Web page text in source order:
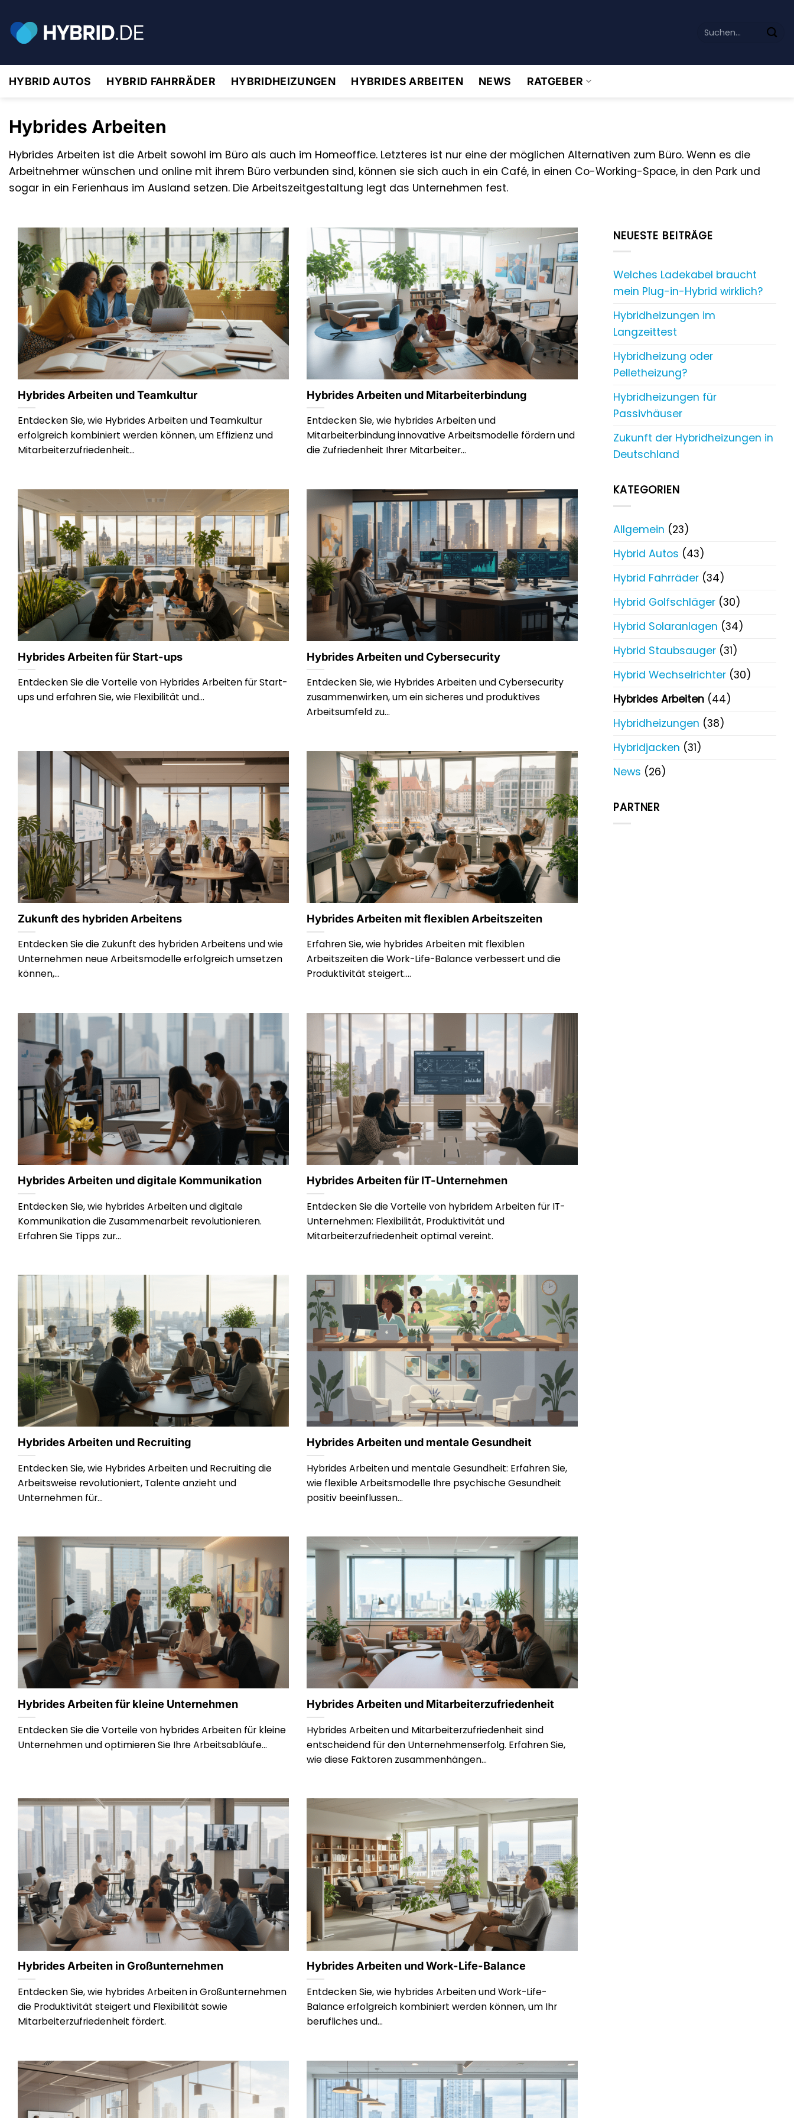
Inhalt
springen
HYBRID AUTOS HYBRID FAHRRÄDER HYBRIDHEIZUNGEN HYBRIDES ARBEITEN NEWS RATGEBER
Hybrides Arbeiten
Hybrides Arbeiten ist die Arbeit sowohl im Büro als auch im Homeoffice. Letzteres ist nur eine der möglichen Alternativen zum Büro. Wenn es die
Arbeitnehmer wünschen und online mit ihrem Büro verbunden sind, können sie sich auch in ein Café, in einen Co-Working-Space, in den Park und
sogar in ein Ferienhaus im Ausland setzen. Die Arbeitszeitgestaltung legt das Unternehmen fest.
Hybrides Arbeiten und Teamkultur
Entdecken Sie, wie Hybrides Arbeiten und Teamkultur
erfolgreich kombiniert werden können, um Effizienz und
Mitarbeiterzufriedenheit...
Hybrides Arbeiten und Mitarbeiterbindung
Entdecken Sie, wie hybrides Arbeiten und
Mitarbeiterbindung innovative Arbeitsmodelle fördern und
die Zufriedenheit Ihrer Mitarbeiter...
Hybrides Arbeiten für Start-ups
Entdecken Sie die Vorteile von Hybrides Arbeiten für Start-
ups und erfahren Sie, wie Flexibilität und...
Hybrides Arbeiten und Cybersecurity
Entdecken Sie, wie Hybrides Arbeiten und Cybersecurity
zusammenwirken, um ein sicheres und produktives
Arbeitsumfeld zu...
Zukunft des hybriden Arbeitens
Entdecken Sie die Zukunft des hybriden Arbeitens und wie
Unternehmen neue Arbeitsmodelle erfolgreich umsetzen
können,...
Hybrides Arbeiten mit flexiblen Arbeitszeiten
Erfahren Sie, wie hybrides Arbeiten mit flexiblen
Arbeitszeiten die Work-Life-Balance verbessert und die
Produktivität steigert....
Hybrides Arbeiten und digitale Kommunikation
Entdecken Sie, wie hybrides Arbeiten und digitale
Kommunikation die Zusammenarbeit revolutionieren.
Erfahren Sie Tipps zur...
Hybrides Arbeiten für IT-Unternehmen
Entdecken Sie die Vorteile von hybridem Arbeiten für IT-
Unternehmen: Flexibilität, Produktivität und
Mitarbeiterzufriedenheit optimal vereint.
Hybrides Arbeiten und Recruiting
Entdecken Sie, wie Hybrides Arbeiten und Recruiting die
Arbeitsweise revolutioniert, Talente anzieht und
Unternehmen für...
Hybrides Arbeiten und mentale Gesundheit
Hybrides Arbeiten und mentale Gesundheit: Erfahren Sie,
wie flexible Arbeitsmodelle Ihre psychische Gesundheit
positiv beeinflussen...
Hybrides Arbeiten für kleine Unternehmen
Entdecken Sie die Vorteile von hybrides Arbeiten für kleine
Unternehmen und optimieren Sie Ihre Arbeitsabläufe...
Hybrides Arbeiten und Mitarbeiterzufriedenheit
Hybrides Arbeiten und Mitarbeiterzufriedenheit sind
entscheidend für den Unternehmenserfolg. Erfahren Sie,
wie diese Faktoren zusammenhängen...
Hybrides Arbeiten in Großunternehmen
Entdecken Sie, wie hybrides Arbeiten in Großunternehmen
die Produktivität steigert und Flexibilität sowie
Mitarbeiterzufriedenheit fördert.
Hybrides Arbeiten und Work-Life-Balance
Entdecken Sie, wie hybrides Arbeiten und Work-Life-
Balance erfolgreich kombiniert werden können, um Ihr
berufliches und...
NEUESTE BEITRÄGE
Welches Ladekabel braucht
mein Plug-in-Hybrid wirklich?
Hybridheizungen im
Langzeittest
Hybridheizung oder
Pelletheizung?
Hybridheizungen für
Passivhäuser
Zukunft der Hybridheizungen in
Deutschland
KATEGORIEN
Allgemein (23)
Hybrid Autos (43)
Hybrid Fahrräder (34)
Hybrid Golfschläger (30)
Hybrid Solaranlagen (34)
Hybrid Staubsauger (31)
Hybrid Wechselrichter (30)
Hybrides Arbeiten (44)
Hybridheizungen (38)
Hybridjacken (31)
News (26)
PARTNER